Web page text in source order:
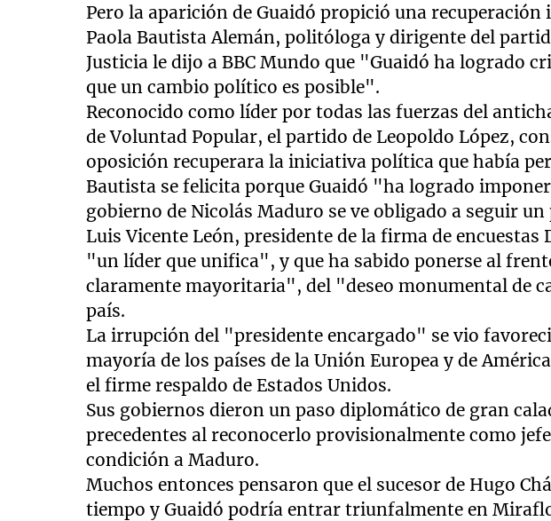
Pero la aparición de Guaidó propició una recuperación
Paola Bautista Alemán, politóloga y dirigente del
Justicia le dijo a BBC Mundo que "Guaidó ha logrado
que un cambio político es posible".
Reconocido como líder por todas las fuerzas del
de Voluntad Popular, el partido de Leopoldo López,
oposición recuperara la iniciativa política que había
Bautista se felicita porque Guaidó "ha logrado
gobierno de Nicolás Maduro se ve obligado a seguir
Luis Vicente León, presidente de la firma de encuestas
"un líder que unifica", y que ha sabido ponerse al
claramente mayoritaria", del "deseo monumental de
país.
La irrupción del "presidente encargado" se vio
mayoría de los países de la Unión Europea y de
el firme respaldo de Estados Unidos.
Sus gobiernos dieron un paso diplomático de gran
precedentes al reconocerlo provisionalmente como
condición a Maduro.
Muchos entonces pensaron que el sucesor de Hugo
tiempo y Guaidó podría entrar triunfalmente en